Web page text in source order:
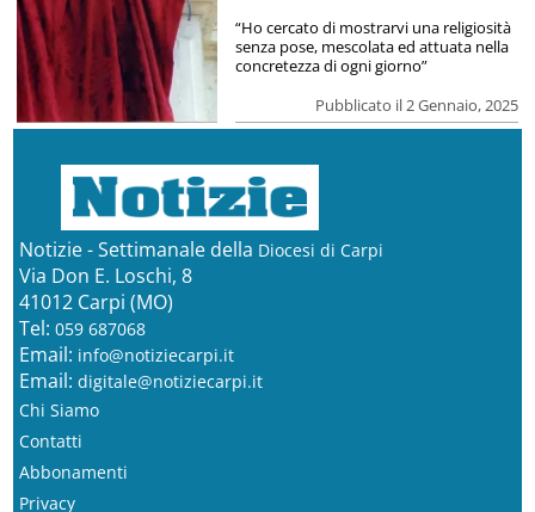
Pubblicato il 2 Gennaio, 2025
“Ho cercato di mostrarvi una religiosità
senza pose, mescolata ed attuata nella
concretezza di ogni giorno”
Notizie - Settimanale della Diocesi di Carpi
Via Don E. Loschi, 8
41012 Carpi (MO)
Tel: 059 687068
Email: info@notiziecarpi.it
Email: digitale@notiziecarpi.it
Chi Siamo
Contatti
Abbonamenti
Privacy